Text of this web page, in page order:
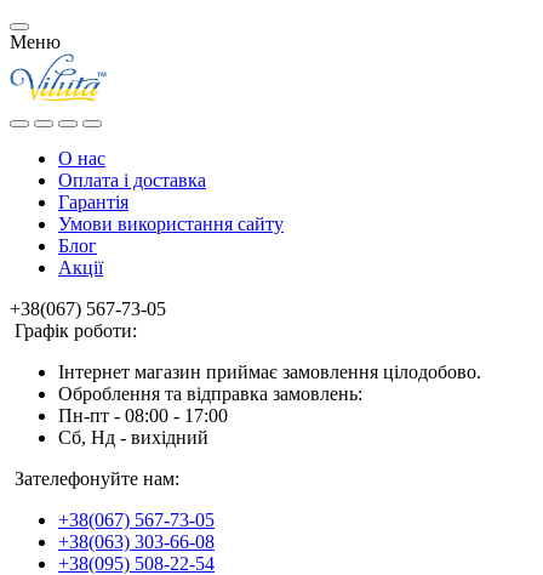
Меню
О нас
Оплата і доставка
Гарантія
Умови використання сайту
Блог
Акції
+38(067) 567-73-05
Графік роботи:
Інтернет магазин приймає замовлення цілодобово.
Оброблення та відправка замовлень:
Пн-пт - 08:00 - 17:00
Сб, Нд - вихідний
Зателефонуйте нам:
+38(067) 567-73-05
+38(063) 303-66-08
+38(095) 508-22-54